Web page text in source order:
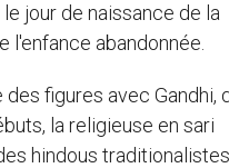
jour de naissance de la
l'enfance abandonnée.
figures avec Gandhi,
la religieuse en sari
hindous